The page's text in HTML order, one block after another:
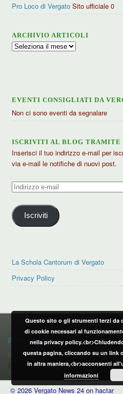
Pro Loco di Vergato Sito ufficiale 0
ARCHIVIO ARTICOLI
Archivio
EVENTI CONSIGLIATI DA
Non ci sono eventi da segnalare
ISCRIVITI AL BLOG TRAMITE
Inserisci il tuo indirizzo e-mail per
via e-mail le notifiche di nuovi post.
Indirizzo
mail
Iscriviti
La Schola Cantorum di Vergato
Privacy Policy
PRIVACY POLICY
privacy policy
CONTATTI:
Email:info@vergatonews24.it
© 2026 Vergato News 24 on hactar
Questo sito o gli strumenti terzi da
di cookie necessari al
nella privacy
questa pagina, cliccando su un link
in altra maniera,<br>acconsenti
informazioni